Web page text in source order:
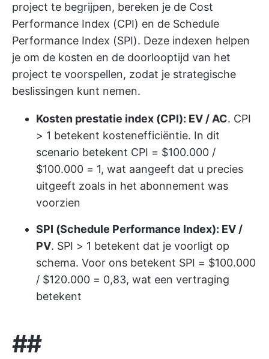
project te begrijpen, bereken je de Cost
Performance Index (CPI) en de Schedule
Performance Index (SPI). Deze indexen helpen
je om de kosten en de doorlooptijd van het
project te voorspellen, zodat je strategische
beslissingen kunt nemen.
Kosten prestatie index (CPI): EV / AC. CPI
> 1 betekent kostenefficiëntie. In dit
scenario betekent CPI = $100.000 /
$100.000 = 1, wat aangeeft dat u precies
uitgeeft zoals in het abonnement was
voorzien
SPI (Schedule Performance Index): EV /
PV. SPI > 1 betekent dat je voorligt op
schema. Voor ons betekent SPI = $100.000
/ $120.000 = 0,83, wat een vertraging
betekent
##